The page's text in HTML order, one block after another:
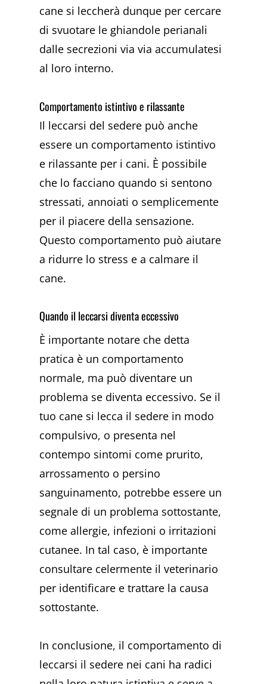
cane si leccherà dunque per cercare
di svuotare le ghiandole perianali
dalle secrezioni via via accumulatesi
al loro interno.
Comportamento istintivo e rilassante
Il leccarsi del sedere può anche
essere un comportamento istintivo
e rilassante per i cani. È possibile
che lo facciano quando si sentono
stressati, annoiati o semplicemente
per il piacere della sensazione.
Questo comportamento può aiutare
a ridurre lo stress e a calmare il
cane.
Quando il leccarsi diventa eccessivo
È importante notare che detta
pratica è un comportamento
normale, ma può diventare un
problema se diventa eccessivo. Se il
tuo cane si lecca il sedere in modo
compulsivo, o presenta nel
contempo sintomi come prurito,
arrossamento o persino
sanguinamento, potrebbe essere un
segnale di un problema sottostante,
come allergie, infezioni o irritazioni
cutanee. In tal caso, è importante
consultare celermente il veterinario
per identificare e trattare la causa
sottostante.
In conclusione, il comportamento di
leccarsi il sedere nei cani ha radici